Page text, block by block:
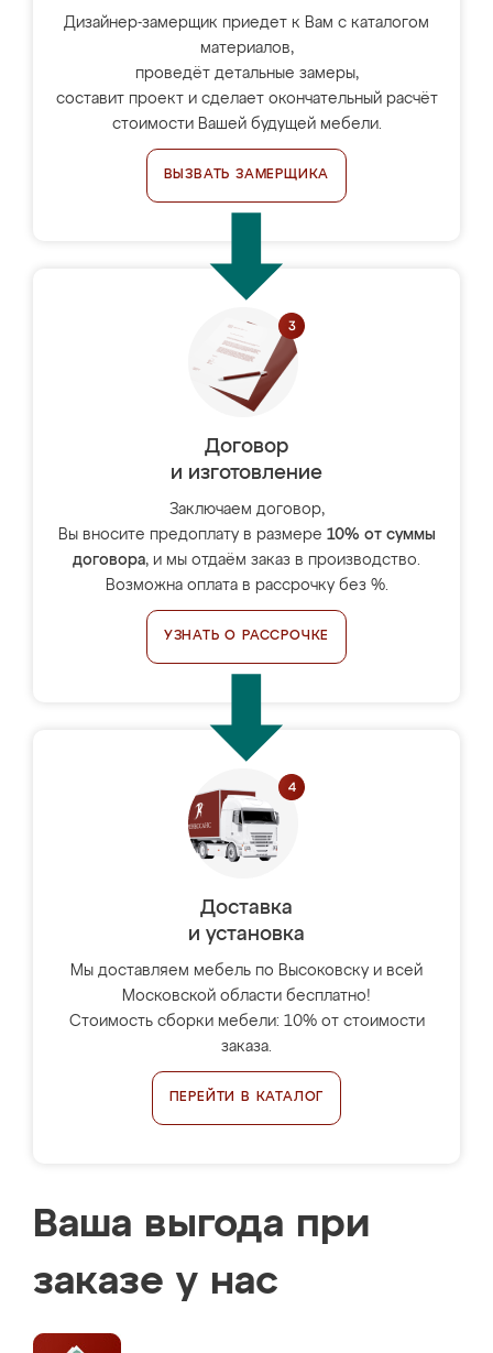
Дизайнер-замерщик приедет к Вам с каталогом
материалов,
проведёт детальные замеры,
составит проект и сделает окончательный расчёт
стоимости Вашей будущей мебели.
ВЫЗВАТЬ ЗАМЕРЩИКА
Договор
и изготовление
Заключаем договор,
Вы вносите предоплату в размере 10% от суммы
договора, и мы отдаём заказ в производство.
Возможна оплата в рассрочку без %.
УЗНАТЬ О РАССРОЧКЕ
Доставка
и установка
Мы доставляем мебель по Высоковску и всей
Московской области бесплатно!
Стоимость сборки мебели: 10% от стоимости
заказа.
ПЕРЕЙТИ В КАТАЛОГ
Ваша выгода при
заказе у нас